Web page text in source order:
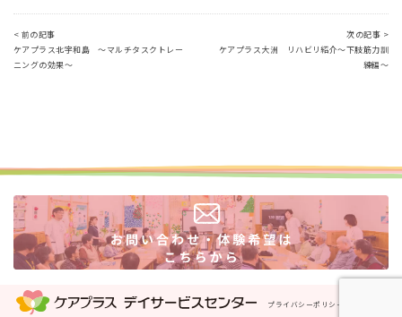
< 前の記事
ケアプラス北宇和島 ～マルチタスクトレー
ニングの効果～
次の記事 >
ケアプラス大洲 リハビリ紹介～下肢筋力訓
練編～
プライバシーポリシー